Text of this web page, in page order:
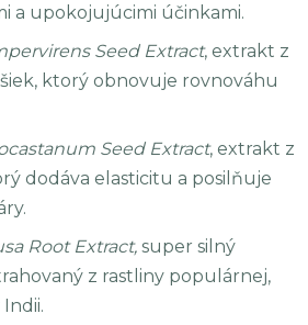
a upokojujúcimi účinkami.
Seed Extract, extrakt z
ktorý obnovuje rovnováhu
Seed Extract, extrakt z
dodáva elasticitu a posilňuje
Root Extract, super silný
z rastliny populárnej,